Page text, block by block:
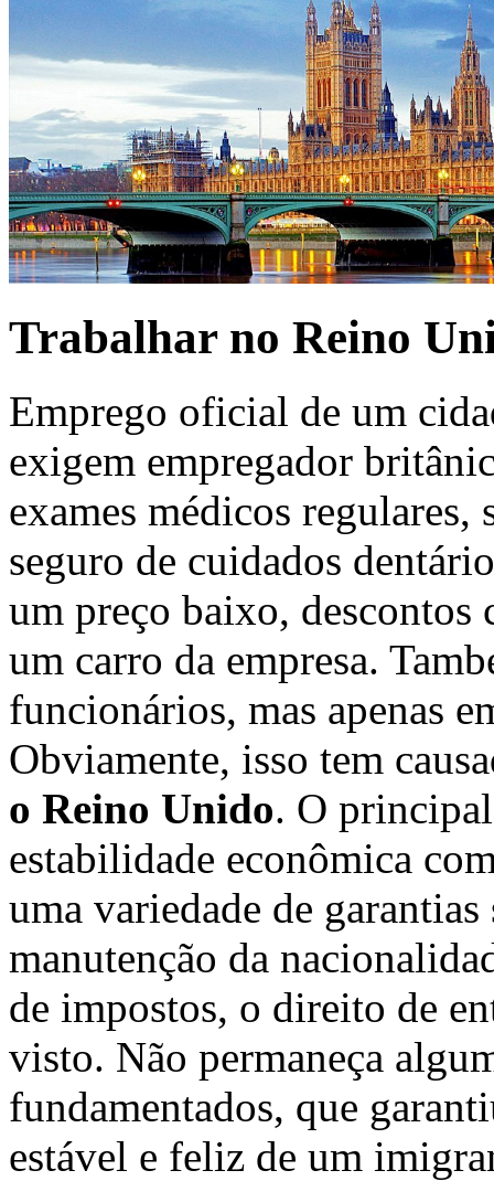
Trabalhar no Reino
Emprego oficial de um
exigem empregador
exames médicos
seguro de cuidados
um preço baixo, descontos
um carro da empresa.
funcionários, mas apenas
Obviamente, isso tem
o Reino Unido. O
estabilidade econômica
uma variedade de
manutenção da
de impostos, o direito de
visto. Não permaneça
fundamentados, que
estável e feliz de um